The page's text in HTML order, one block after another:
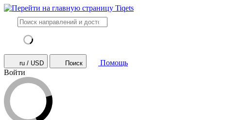
ru / USD Поиск
Помощь
Войти